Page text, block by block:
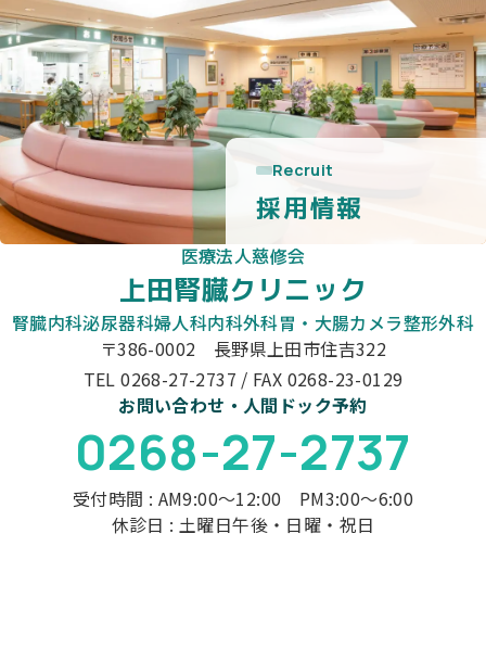
Recruit
採用情報
医療法人慈修会
上田腎臓クリニック
腎臓内科泌尿器科婦人科内科外科胃・大腸カメラ整形外科
〒386-0002 長野県上田市住吉322
TEL 0268-27-2737 / FAX 0268-23-0129
お問い合わせ・人間ドック予約
0268-27-2737
受付時間 : AM9:00～12:00 PM3:00～6:00
休診日 : 土曜日午後・日曜・祝日